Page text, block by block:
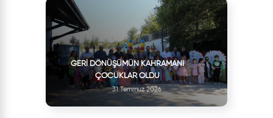
GERI DÖNÜŞÜMÜN KAHRAMANI
ÇOCUKLAR OLDU
31 Temmuz 2026